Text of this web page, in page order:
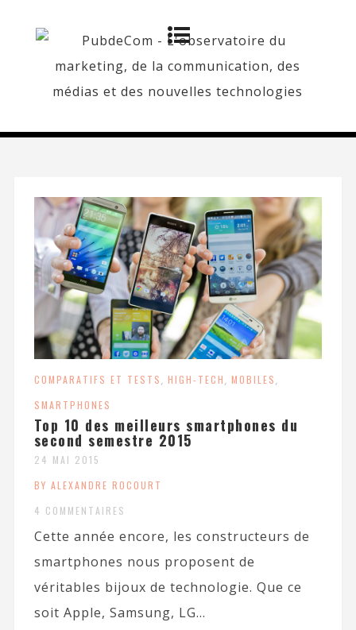
COMPARATIFS ET TESTS, HIGH-TECH, MOBILES,
SMARTPHONES
Top 10 des meilleurs smartphones du
second semestre 2015
24 MAI 2015
BY ALEXANDRE ROCOURT
4 COMMENTAIRES
Cette année encore, les constructeurs de
smartphones nous proposent de
véritables bijoux de technologie. Que ce
soit Apple, Samsung, LG...